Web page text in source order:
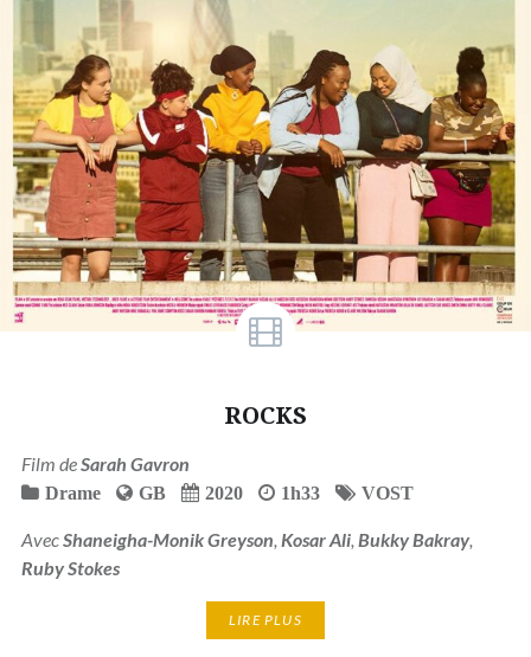
ROCKS
Film de Sarah Gavron
Drame GB 2020 1h33 VOST
Avec Shaneigha-Monik Greyson Kosar Ali, Bukky Bakray,
Ruby Stokes
LIRE PLUS